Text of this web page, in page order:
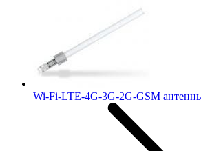
Wi-Fi-LTE-4G-3G-2G-GSM